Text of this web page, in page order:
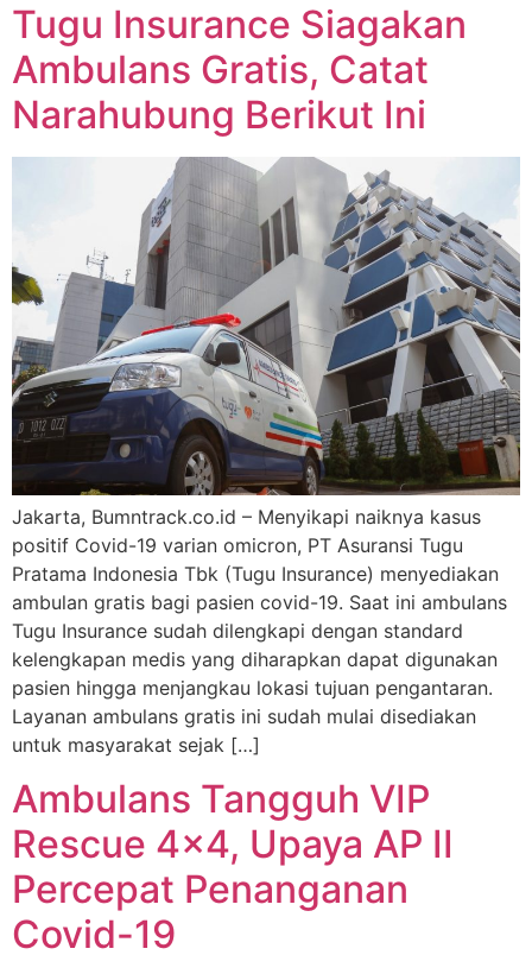
Tugu Insurance Siagakan
Ambulans Gratis, Catat
Narahubung Berikut Ini
Jakarta, Bumntrack.co.id – Menyikapi naiknya kasus
positif Covid-19 varian omicron, PT Asuransi Tugu
Pratama Indonesia Tbk (Tugu Insurance) menyediakan
ambulan gratis bagi pasien covid-19. Saat ini ambulans
Tugu Insurance sudah dilengkapi dengan standard
kelengkapan medis yang diharapkan dapat digunakan
pasien hingga menjangkau lokasi tujuan pengantaran.
Layanan ambulans gratis ini sudah mulai disediakan
untuk masyarakat sejak […]
Ambulans Tangguh VIP
Rescue 4×4, Upaya AP II
Percepat Penanganan
Covid-19